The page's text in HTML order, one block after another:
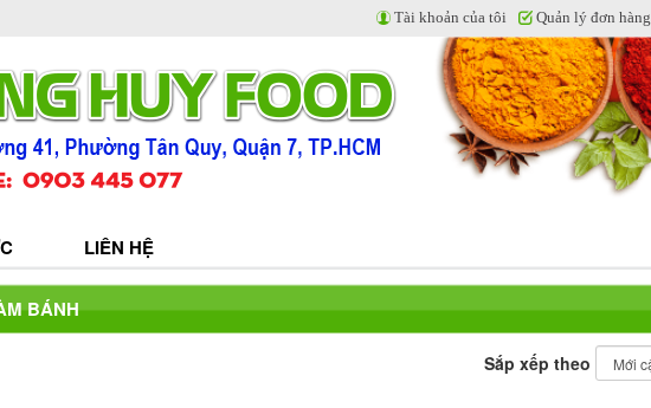
LIÊN HỆ
Tài khoản của tôi Quản lý đơn hàng
BÁNH
Sắp xếp theo